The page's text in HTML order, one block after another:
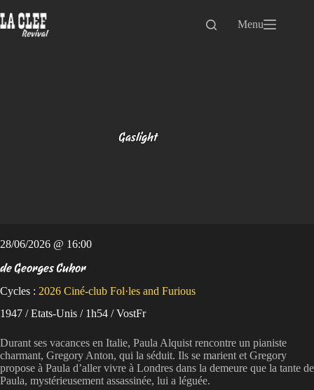
au
contenu
Menu
Gaslight
28/06/2026 @ 16:00
de Georges Cukor
Cycles : 2026 Ciné-club Fol·les and Furious
1947 / Etats-Unis / 1h54 / VostFr
Durant ses vacances en Italie, Paula Alquist rencontre un pianiste
charmant, Gregory Anton, qui la séduit. Ils se marient et Gregory
propose à Paula d’aller vivre à Londres dans la demeure que la tante de
Paula, mystérieusement assassinée, lui a léguée.